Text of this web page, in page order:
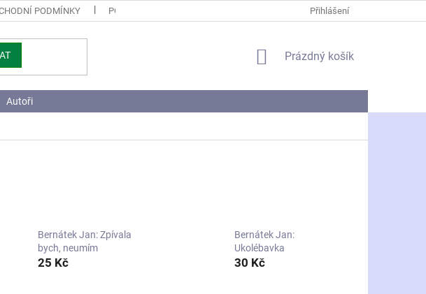
PODMÍNKY PODMÍNKY OCHRANY OSOBNÍCH ÚDAJŮ Přihlášení
NÁKUPNÍ
Prázdný košík
Autoři
Bernátek Jan: Zpívala
bych, neumím
25 Kč
Bernátek Jan:
Ukolébavka
30 Kč